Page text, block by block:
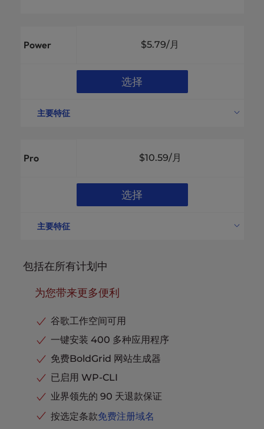
Power $5.79/月
选择
主要特征
带宽
未计量
无限制电子邮件地址
电子商务就绪
停放域名
无限制
MySQL 和PostgreSQL 数据库
Pro $10.59/月
选择
主要特征
磁盘空间
电子邮件账户
无停机时间的网站迁移
可用
UltraStack 优化性能
性能
包括在所有计划中
为您带来更多便利
谷歌工作空间可用
一键安装 400 多种应用程序
免费BoldGrid 网站生成器
已启用 WP-CLI
业界领先的 90 天退款保证
按选定条款免费注册域名